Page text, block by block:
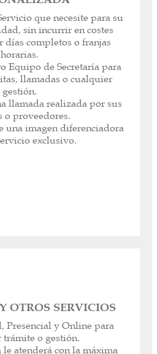
que necesite para su
sin incurrir en costes
días completos o franjas
horarias.
Equipo de Secretaría para
llamadas o cualquier
gestión.
llamada realizada por sus
o proveedores.
una imagen diferenciadora
exclusivo.
con su nombre o
su Empresa.
por nuestras Secretarias
su llamada a móvil o
fijo.
a su email.
móvil al número asignado,
viajes o franjas horarias.
de Servicios ZuriCenter y
de Trabajo.
OTROS SERVICIOS
Presencial y Online para
o gestión.
le atenderá con la máxima
cualquier labor
mayor confidencialidad y